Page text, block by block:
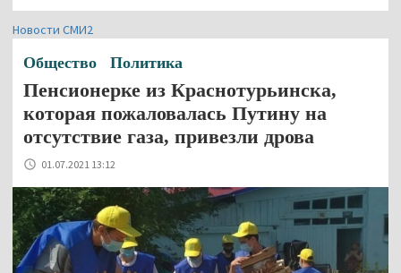
Новости СМИ2
Общество Политика
Пенсионерке из Краснотурьинска,
которая пожаловалась Путину на
отсутствие газа, привезли дрова
01.07.2021 13:12